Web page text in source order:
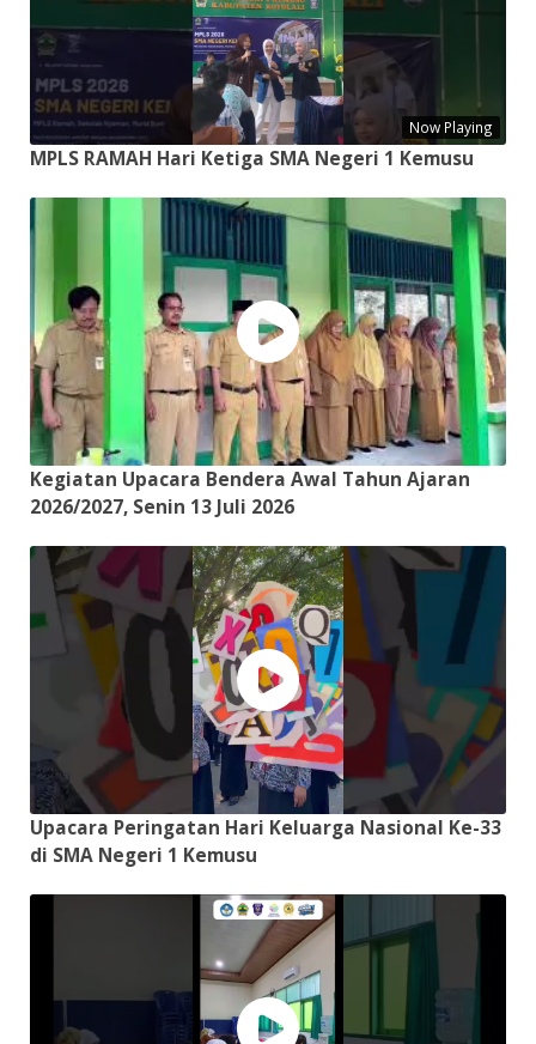
Now Playing
MPLS RAMAH Hari Ketiga SMA Negeri 1 Kemusu
Kegiatan Upacara Bendera Awal Tahun Ajaran
2026/2027, Senin 13 Juli 2026
Upacara Peringatan Hari Keluarga Nasional Ke-33
di SMA Negeri 1 Kemusu